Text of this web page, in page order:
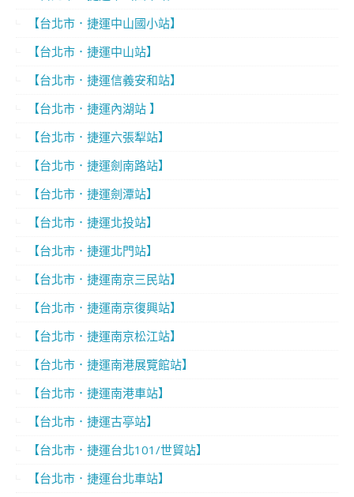
【台北市．捷運中山國小站】
【台北市．捷運中山站】
【台北市．捷運信義安和站】
【台北市．捷運內湖站 】
【台北市．捷運六張犁站】
【台北市．捷運劍南路站】
【台北市．捷運劍潭站】
【台北市．捷運北投站】
【台北市．捷運北門站】
【台北市．捷運南京三民站】
【台北市．捷運南京復興站】
【台北市．捷運南京松江站】
【台北市．捷運南港展覽館站】
【台北市．捷運南港車站】
【台北市．捷運古亭站】
【台北市．捷運台北101/世貿站】
【台北市．捷運台北車站】